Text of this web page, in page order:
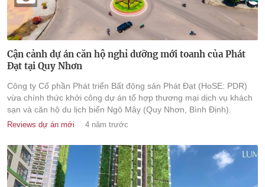
Cận cảnh dự án căn hộ nghỉ dưỡng mới toanh của Phát
Đạt tại Quy Nhơn
Công ty Cổ phần Phát triển Bất động sản Phát Đạt (HoSE: PDR)
vừa chính thức khởi công dự án tổ hợp thương mại dịch vụ khách
sạn và căn hộ du lịch biển Ngô Mây (Quy Nhơn, Bình Định).
Reviews dự án mới 4 năm trước